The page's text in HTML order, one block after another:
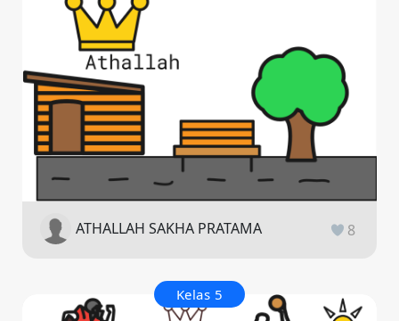
ATHALLAH SAKHA PRATAMA 8
Kelas 5